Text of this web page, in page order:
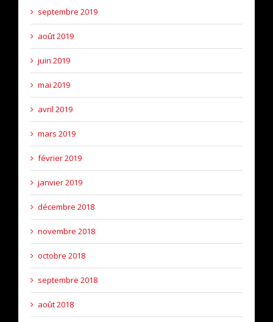
septembre 2019
août 2019
juin 2019
mai 2019
avril 2019
mars 2019
février 2019
janvier 2019
décembre 2018
novembre 2018
octobre 2018
septembre 2018
août 2018